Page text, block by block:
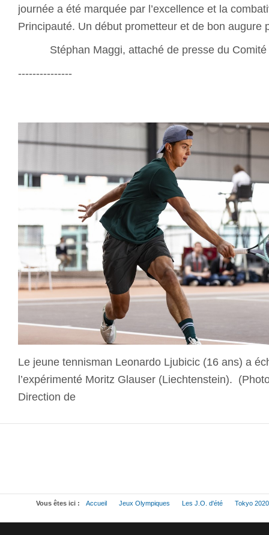
journée a été marquée par l’excellence et la
Principauté. Un début prometteur et de bon augure
Stéphan Maggi, attaché de presse du
---------------
Le jeune tennisman Leonardo Ljubicic (16 ans) a
l’expérimenté Moritz Glauser (Liechtenstein).
Direction de
Vous êtes ici : Accueil Jeux Olympiques Les J.O. d'été Tokyo 2020